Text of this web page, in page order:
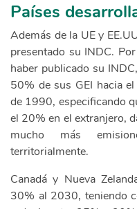
Países
Además de la UE y
presentado su INDC.
haber publicado su
50% de sus GEI hacia
de 1990, especificando
el 20% en el extranjero,
mucho más
territorialmente.
Canadá y Nueva
30% al 2030, teniendo